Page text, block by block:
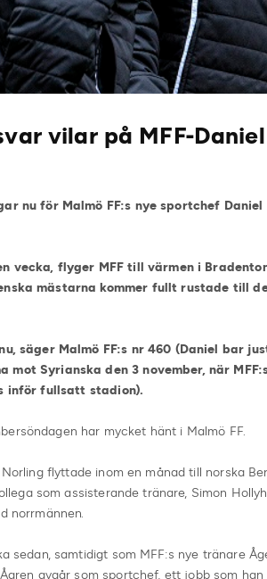
vilar på MFF-Daniel
nu för Malmö FF:s nye sportchef
vecka, flyger MFF till värmen i
mästarna kommer fullt rustade till
säger Malmö FF:s nr 460 (Daniel bar
mot Syrianska den 3 november, när
inför fullsatt stadion).
har mycket hänt i Malmö FF.
flyttade inom en månad till norska
som assisterande tränare, Simon
norrmännen.
sedan, samtidigt som MFF:s nye tränare
avgår som sportchef, ett jobb som